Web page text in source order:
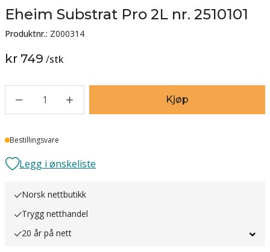
Eheim Substrat Pro 2L nr. 2510101
Produktnr.: Z000314
kr 749 /stk
1 Kjøp
Lager
Bestillingsvare
Legg i ønskeliste
Norsk nettbutikk
Trygg netthandel
20 år på nett